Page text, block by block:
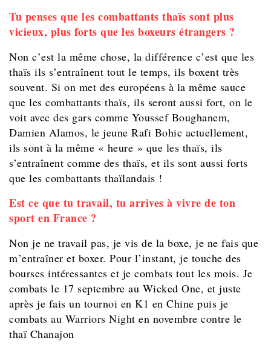
Tu penses que les combattants thaïs sont plus
vicieux, plus forts que les boxeurs étrangers ?
Non c’est la même chose, la différence c’est que les
thaïs ils s’entraînent tout le temps, ils boxent très
souvent. Si on met des européens à la même sauce
que les combattants thaïs, ils seront aussi fort, on le
voit avec des gars comme Youssef Boughanem,
Damien Alamos, le jeune Rafi Bohic actuellement,
ils sont à la même « heure » que les thaïs, ils
s’entraînent comme des thaïs, et ils sont aussi forts
que les combattants thaïlandais !
Est ce que tu travail, tu arrives à vivre de ton
sport en France ?
Non je ne travail pas, je vis de la boxe, je ne fais que
m’entraîner et boxer. Pour l’instant, je touche des
bourses intéressantes et je combats tout les mois. Je
combats le 17 septembre au Wicked One, et juste
après je fais un tournoi en K1 en Chine puis je
combats au Warriors Night en novembre contre le
thaï Chanajon